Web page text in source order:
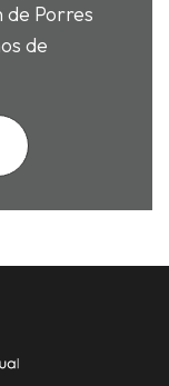
de Porres
de